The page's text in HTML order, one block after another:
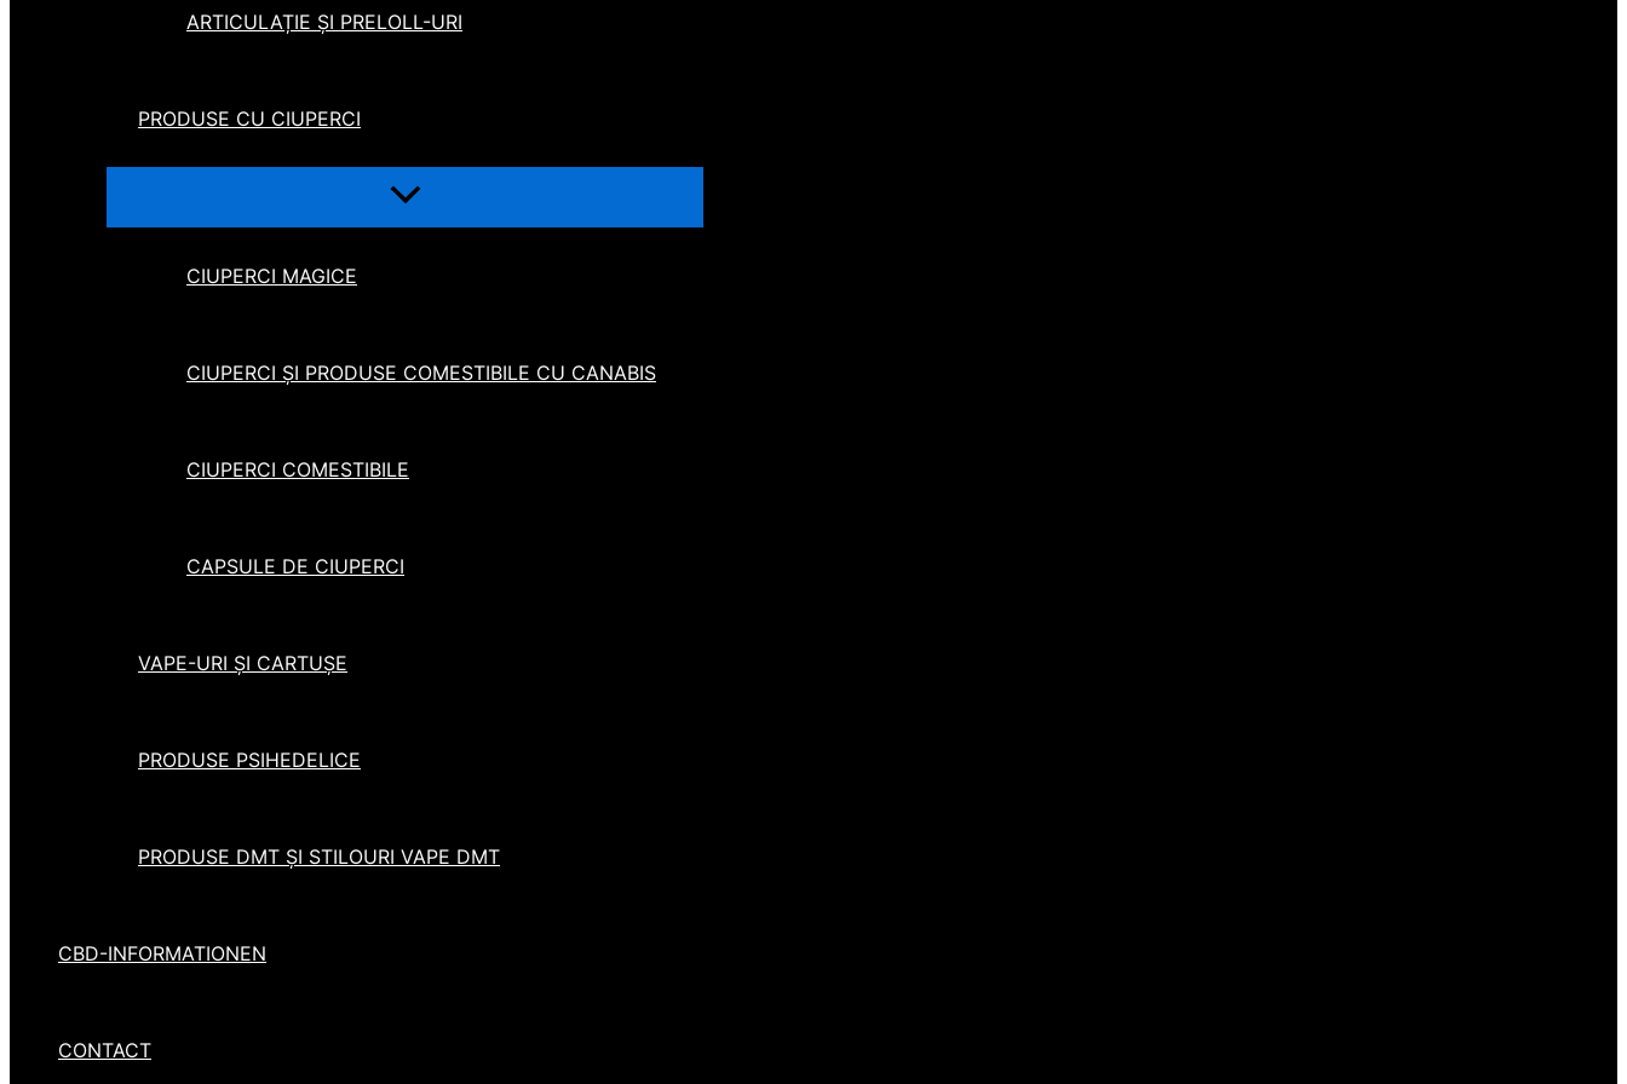
ARTICULAȚIE ȘI PRELOLL-URI
PRODUSE CU CIUPERCI
CIUPERCI MAGICE
CIUPERCI ȘI PRODUSE COMESTIBILE CU CANABIS
CIUPERCI COMESTIBILE
CAPSULE DE CIUPERCI
VAPE-URI ȘI CARTUȘE
PRODUSE PSIHEDELICE
PRODUSE DMT ȘI STILOURI VAPE DMT
CBD-INFORMATIONEN
CONTACT